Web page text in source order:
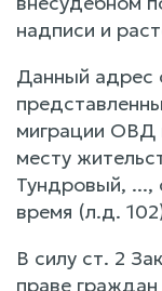
надписи и
Данный адрес
миграции ОВД
месту
Тундровый,
время (л.д.
В силу ст. 2
праве